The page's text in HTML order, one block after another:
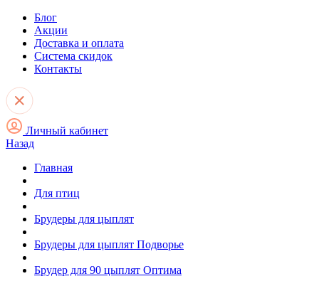
Блог
Акции
Доставка и оплата
Система скидок
Контакты
Личный кабинет
Назад
Главная
Для птиц
Брудеры для цыплят
Брудеры для цыплят Подворье
Брудер для 90 цыплят Оптима